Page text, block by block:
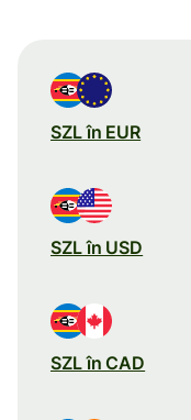
SZL în EUR
SZL în USD
SZL în CAD